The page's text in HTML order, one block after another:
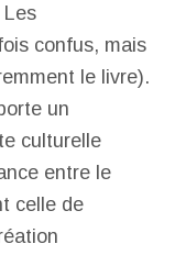
Les
confus, mais
le livre).
un
culturelle
entre le
celle de